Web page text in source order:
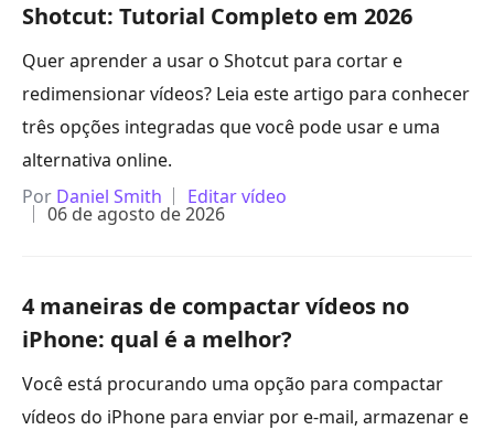
Shotcut: Tutorial Completo em 2026
Quer aprender a usar o Shotcut para cortar e
redimensionar vídeos? Leia este artigo para conhecer
três opções integradas que você pode usar e uma
alternativa online.
Por Daniel Smith Editar vídeo
06 de agosto de 2026
4 maneiras de compactar vídeos no
iPhone: qual é a melhor?
Você está procurando uma opção para compactar
vídeos do iPhone para enviar por e-mail, armazenar e